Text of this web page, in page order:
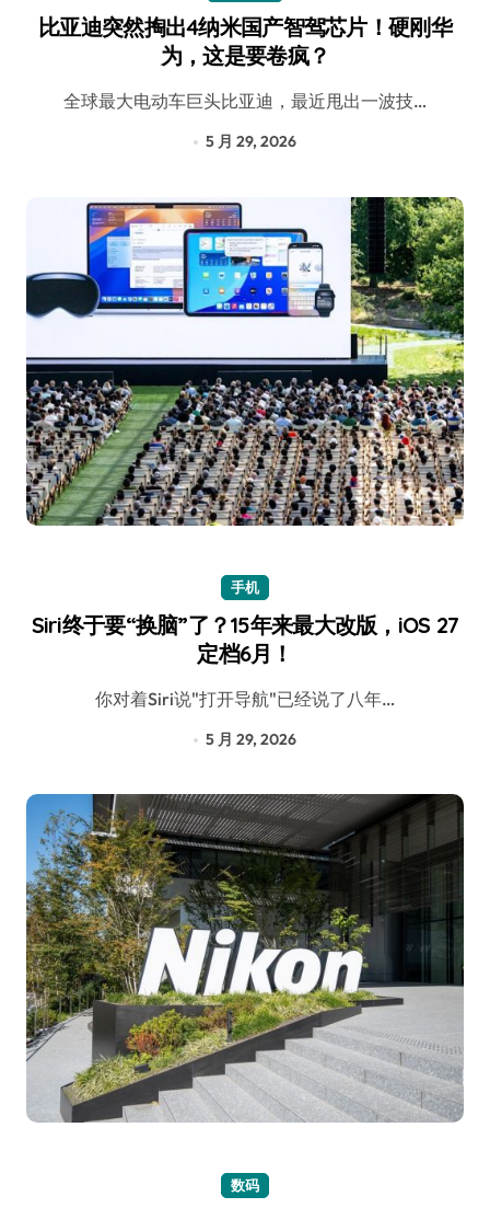
比亚迪突然掏出4纳米国产智驾芯片！硬刚华
为，这是要卷疯？
全球最大电动车巨头比亚迪，最近甩出一波技…
5 月 29, 2026
手机
Siri终于要“换脑”了？15年来最大改版，iOS 27
定档6月！
你对着Siri说"打开导航"已经说了八年…
5 月 29, 2026
数码